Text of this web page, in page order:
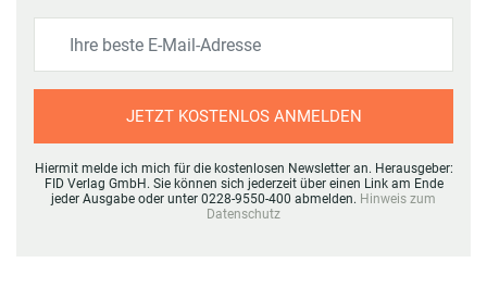
JETZT KOSTENLOS ANMELDEN
Hiermit melde ich mich für die kostenlosen Newsletter an. Herausgeber:
FID Verlag GmbH. Sie können sich jederzeit über einen Link am Ende
jeder Ausgabe oder unter 0228-9550-400 abmelden. Hinweis zum
Datenschutz